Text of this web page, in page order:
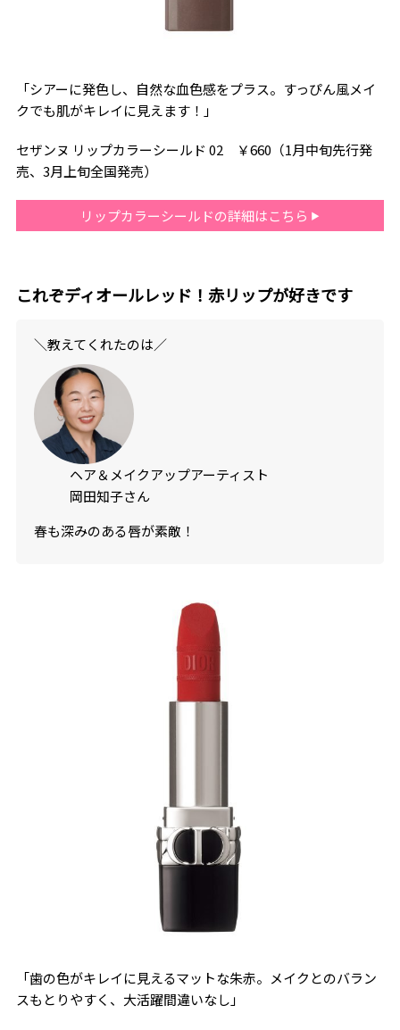
「シアーに発色し、自然な血色感をプラス。すっぴん風メイ
クでも肌がキレイに見えます！」
セザンヌ リップカラーシールド 02 ￥660（1月中旬先行発
売、3月上旬全国発売）
リップカラーシールドの詳細はこちら
これぞディオールレッド！赤リップが好きです
＼教えてくれたのは／
ヘア＆メイクアップアーティスト
岡田知子さん
春も深みのある唇が素敵！
「歯の色がキレイに見えるマットな朱赤。メイクとのバラン
スもとりやすく、大活躍間違いなし」